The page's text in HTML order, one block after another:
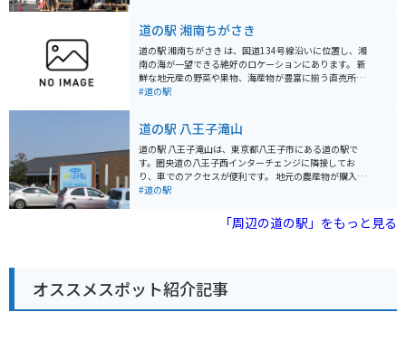
品である、新鮮な野菜や果物、手作りジャムなどが人気
です。また、レストランでは、地元産の食材をふんだん
に使った料理を楽しむことができます。特に、地元産の
猪肉を使った「猪肉丼」は、ここでしか味わえない人気
メニューです。
道の駅 湘南ちがさき
道の駅 湘南ちがさき は、国道134号線沿いに位置し、湘
南の海が一望できる絶好のロケーションにあります。 新
鮮な地元産の野菜や果物、海産物が豊富に揃う直売所
は、湘南の豊かな恵みを感じられるスポットです。朝ど
た、レストランでは、しらす丼や地魚を使った料理な
ど、地元の食材を活かしたメニューが楽しめます。海を
眺めながら食事ができるテラス席もあり、潮風を感じな
がらゆったりとした時間を過ごせます。 バイクで訪れる
方には、無料の駐輪場が用意されているので安心です。
には、江の島や鎌倉などの人気観光スポットも点在して
ど、湘南の文化に触れることができる機会です。イベン
ト情報は、公式ウェブサイトで確認できます。 お土産に
は、湘南名物のしらすを使った加工品や、地元産の柑橘
#道の駅
道の駅 八王子滝山
道の駅 八王子滝山は、東京都八王子市にある道の駅で
す。圏央道の八王子西インターチェンジに隣接してお
り、車でのアクセスが便利です。 地元の農産物が購入で
きる「農産物直売所」や、地元食材を使った料理が楽し
憩に最適なスポットです。 特に、地元八王子産の新鮮な
野菜は人気が高く、旬の野菜を目当てに訪れる人も多く
の休憩場所としてもおすすめです。道の駅のすぐ近くに
は、滝山城跡や、高尾山など、観光スポットも点在して
いるので、観光拠点としても活用できます。 八王子滝山
#道の駅
「周辺の道の駅」をもっと見る
オススメスポット紹介記事